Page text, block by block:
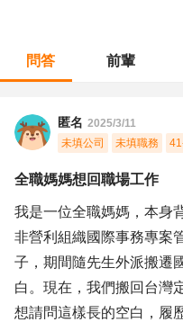
問答 前輩
匿名 2025/3/11
未填公司
未填職務
全職媽媽想回職場工作
我是一位全職媽媽，本身
非營利組織國際事務專案
子，期間隨先生外派搬遷
白。現在，我們搬回台灣
想請問這樣長的空白，履